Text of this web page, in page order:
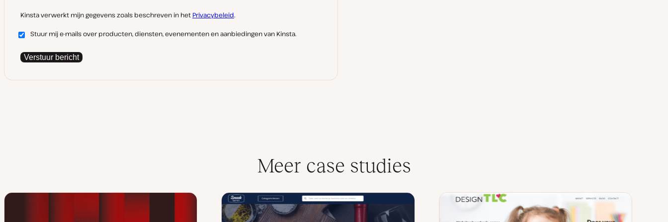
Kinsta verwerkt mijn gegevens zoals beschreven in het Privacybeleid.
Stuur mij e-mails over producten, diensten, evenementen en aanbiedingen van Kinsta.
Verstuur bericht
Meer case studies